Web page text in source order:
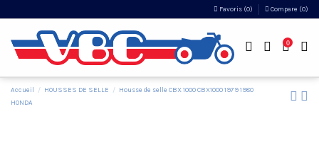
Favoris (0) Compare (0)
0
Accueil HOUSSES DE SELLE
Housse de selle CBX 1000 CBX1000 1979 1980
HONDA